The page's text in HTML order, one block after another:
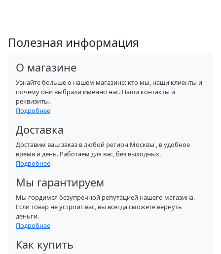
Полезная информация
О магазине
Узнайте больше о нашем магазине: кто мы, наши клиенты и
почему они выбрали именно нас. Наши контакты и
реквизиты.
Подробнее
Доставка
Доставим ваш заказ в любой регион Москвы , в удобное
время и день. Работаем для вас, без выходных.
Подробнее
Мы гарантируем
Мы гордимся безупречной репутацией нашего магазина.
Если товар не устроит вас, вы всегда сможете вернуть
деньги.
Подробнее
Как купить